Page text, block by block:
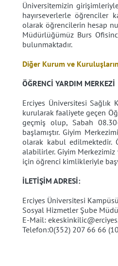
Üniversitemizin
hayırseverlerle öğrenciler
olarak öğrencilerin hesap
Müdürlüğümüz Burs
bulunmaktadır.
Diğer Kurum ve
ÖĞRENCİ YARDIM MERKEZİ
Erciyes Üniversitesi Sağlık
kurularak faaliyete geçen
geçmiş olup, Sabah
başlamıştır. Giyim
olarak kabul edilmektedir.
alabilirler. Giyim
için öğrenci kimlikleriyle
İLETİŞİM ADRESİ:
Erciyes Üniversitesi
Sosyal Hizmetler Şube
E-Mail:
Telefon:0(352) 207 66 66